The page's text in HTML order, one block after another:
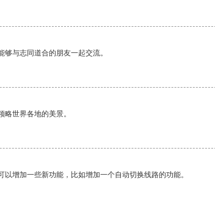
与志同道合的朋友一起交流。
世界各地的美景。
增加一些新功能，比如增加一个自动切换线路的功能。